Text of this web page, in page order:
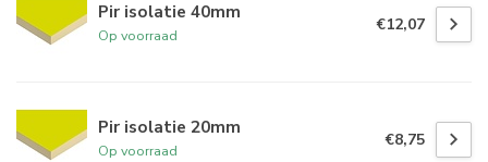
Pir isolatie 40mm
Op voorraad
€12,07
Pir isolatie 20mm
Op voorraad
€8,75